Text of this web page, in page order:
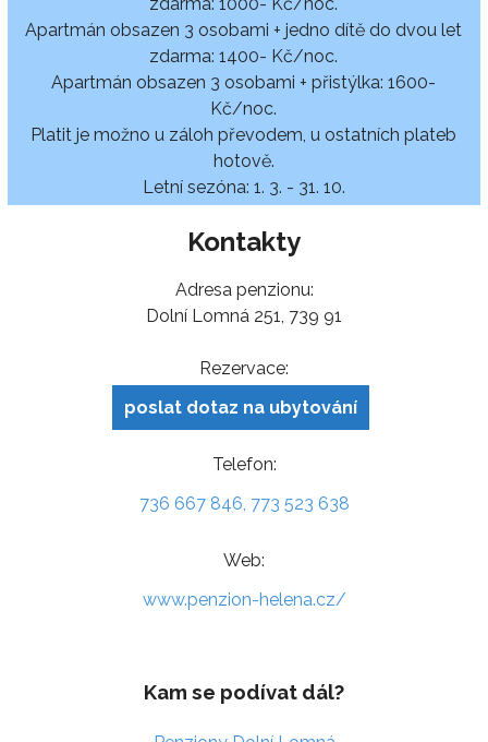
Apartmán obsazen 3 osobami + jedno dítě do dvou let
zdarma: 1400- Kč/noc.
Apartmán obsazen 3 osobami + přistýlka: 1600-
Kč/noc.
Platit je možno u záloh převodem, u ostatních plateb
hotově.
Letní sezóna: 1. 3. - 31. 10.
Kontakty
Adresa penzionu:
Dolní Lomná 251, 739 91
Rezervace:
poslat dotaz na ubytování
Telefon:
736 667 846, 773 523 638
Web:
www.penzion-helena.cz/
Kam se podívat dál?